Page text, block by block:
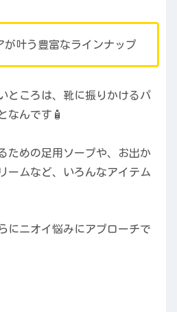
が叶う豊富なラインナップ
ところは、靴に振りかけるパ
なんです🧴
ための足用ソープや、お出か
ームなど、いろんなアイテム
にニオイ悩みにアプローチで